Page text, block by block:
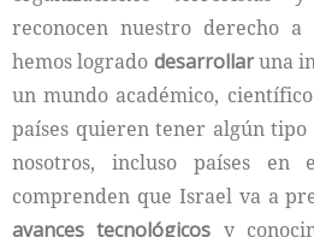
reconocen nuestro derecho
hemos logrado desarrollaruna
un mundo académico,
países quieren tener algún
nosotros, incluso países en
comprenden que Israel va a
avances tecnológicos y